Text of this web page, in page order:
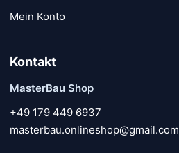
Mein Konto
Kontakt
MasterBau Shop
+49 179 449 6937
masterbau.onlineshop@gmail.com